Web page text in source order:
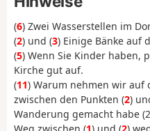
(6) Zwei Wasserstellen im
(2) und (3) Einige Bänke auf
(5) Wenn Sie Kinder haben,
Kirche gut auf.
(11) Warum nehmen wir auf
zwischen den Punkten (2)
Wanderung gemacht habe
Weg zwischen (1) und (2)